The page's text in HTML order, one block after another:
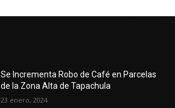
Se Incrementa Robo de Café en Parcelas
de la Zona Alta de Tapachula
23 enero, 2024